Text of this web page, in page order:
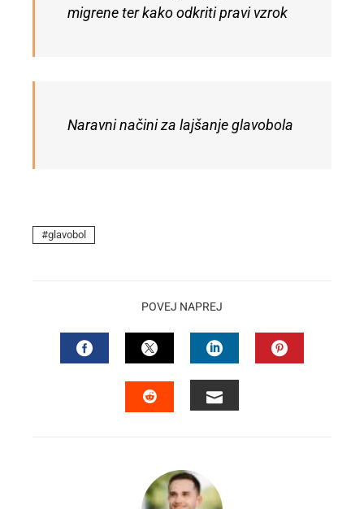
migrene ter kako odkriti pravi vzrok
Naravni načini za lajšanje glavobola
glavobol
POVEJ NAPREJ
FACEBOOKTWITTERLINKEDIN